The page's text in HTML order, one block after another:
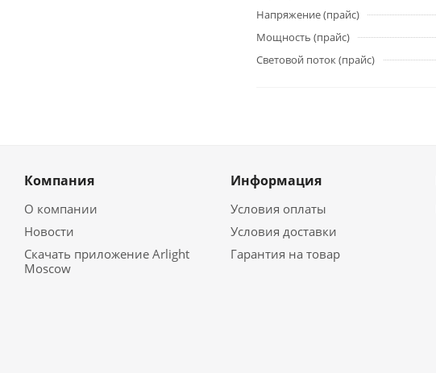
Напряжение (прайс)
Мощность (прайс)
Световой поток (прайс)
Компания
О компании
Новости
Скачать приложение Arlight
Moscow
Информация
Условия оплаты
Условия доставки
Гарантия на товар